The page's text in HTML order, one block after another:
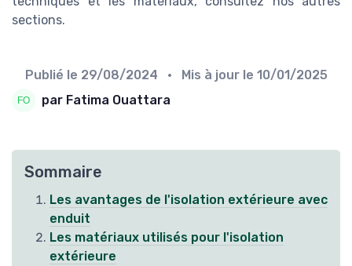
sections.
Publié le 29/08/2024 • Mis à jour le 10/01/2025
par Fatima Ouattara
Sommaire
Les avantages de l'isolation extérieure avec
enduit
Les matériaux utilisés pour l'isolation
extérieure